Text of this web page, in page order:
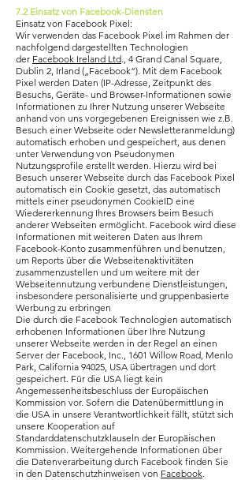
7.2 Einsatz von Facebook-Diensten
Einsatz von Facebook Pixel:
​Wir verwenden das Facebook Pixel im Rahmen der
nachfolgend dargestellten Technologien
der Facebook Ireland Ltd., 4 Grand Canal Square,
Dublin 2, Irland („Facebook“). Mit dem Facebook
Pixel werden Daten (IP-Adresse, Zeitpunkt des
Besuchs, Geräte- und Browser-Informationen sowie
Informationen zu Ihrer Nutzung unserer Webseite
anhand von uns vorgegebenen Ereignissen wie z.B.
Besuch einer Webseite oder Newsletteranmeldung)
automatisch erhoben und gespeichert, aus denen
unter Verwendung von Pseudonymen
Nutzungsprofile erstellt werden. Hierzu wird bei
Besuch unserer Webseite durch das Facebook Pixel
automatisch ein Cookie gesetzt, das automatisch
mittels einer pseudonymen CookieID eine
Wiedererkennung Ihres Browsers beim Besuch
anderer Webseiten ermöglicht. Facebook wird diese
Informationen mit weiteren Daten aus Ihrem
Facebook-Konto zusammenführen und benutzen,
um Reports über die Webseitenaktivitäten
zusammenzustellen und um weitere mit der
Webseitennutzung verbundene Dienstleistungen,
insbesondere personalisierte und gruppenbasierte
Werbung zu erbringen
Die durch die Facebook Technologien automatisch
erhobenen Informationen über Ihre Nutzung
unserer Webseite werden in der Regel an einen
Server der Facebook, Inc., 1601 Willow Road, Menlo
Park, California 94025, USA übertragen und dort
gespeichert. Für die USA liegt kein
Angemessenheitsbeschluss der Europäischen
Kommission vor. Sofern die Datenübermittlung in
die USA in unsere Verantwortlichkeit fällt, stützt sich
unsere Kooperation auf
Standarddatenschutzklauseln der Europäischen
Kommission. Weitergehende Informationen über
die Datenverarbeitung durch Facebook finden Sie
in den Datenschutzhinweisen von Facebook.